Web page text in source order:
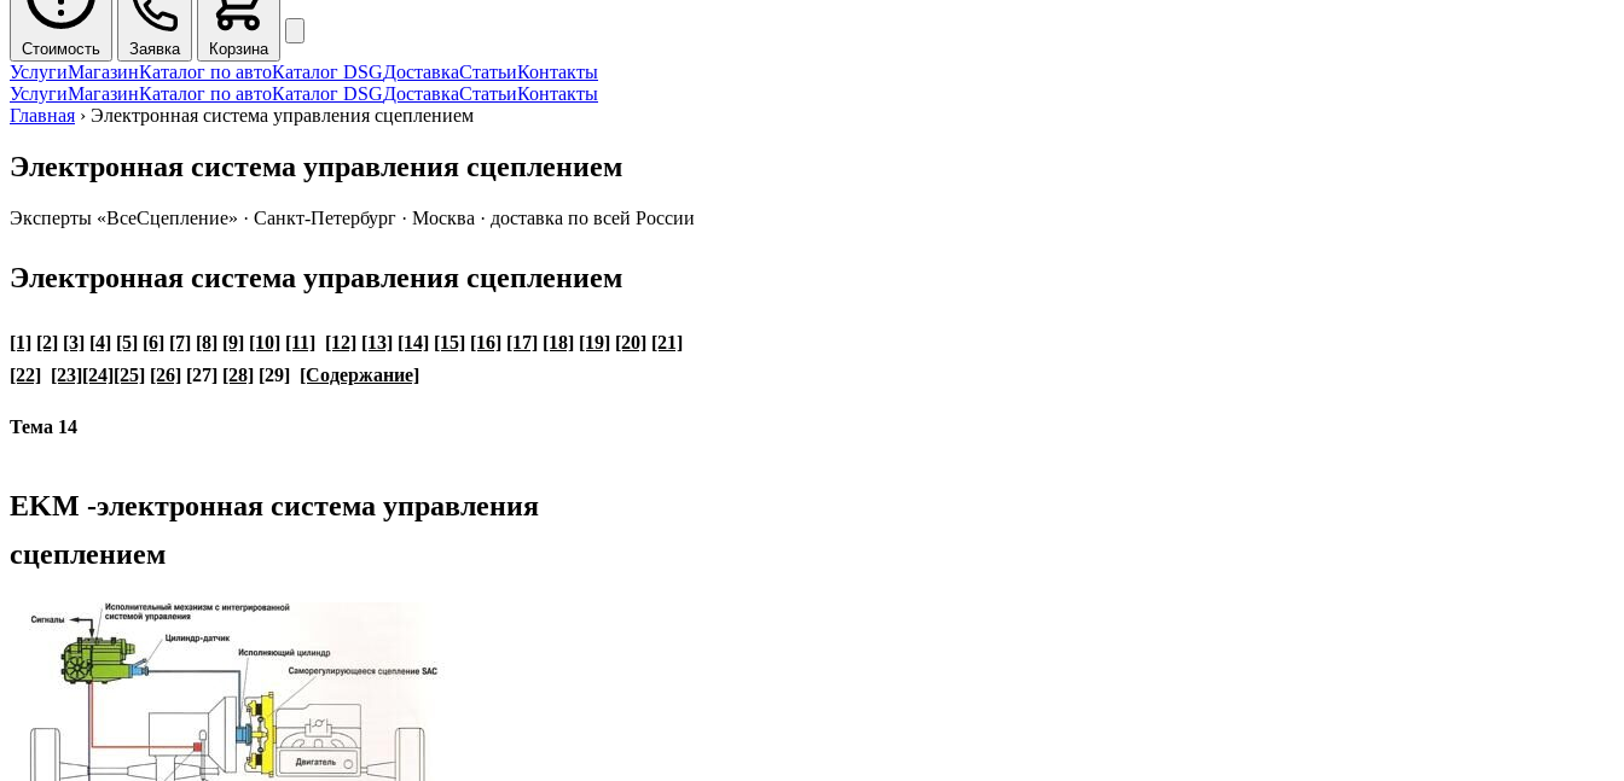
Стоимость Заявка Корзина
УслугиМагазинКаталог по автоКаталог DSGДоставкаСтатьиКонтакты
УслугиМагазинКаталог по автоКаталог DSGДоставкаСтатьиКонтакты
Главная › Электронная система управления сцеплением
Электронная система управления сцеплением
Эксперты «ВсеСцепление» · Санкт-Петербург · Москва · доставка по всей России
Электронная система управления сцеплением
[1] [2] [3] [4] [5] [6] [7] [8] [9] [10] [11] [12] [13] [14] [15] [16] [17] [18] [19] [20] [21]
[22] [23][24][25] [26] [27] [28] [29] [Содержание]
Тема 14
EKM -электронная система управления
сцеплением